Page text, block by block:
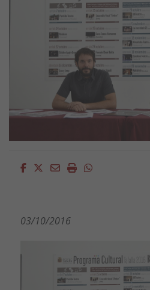
Facebook
Twitter
EmailImprimirWhatsapp
03/10/2016